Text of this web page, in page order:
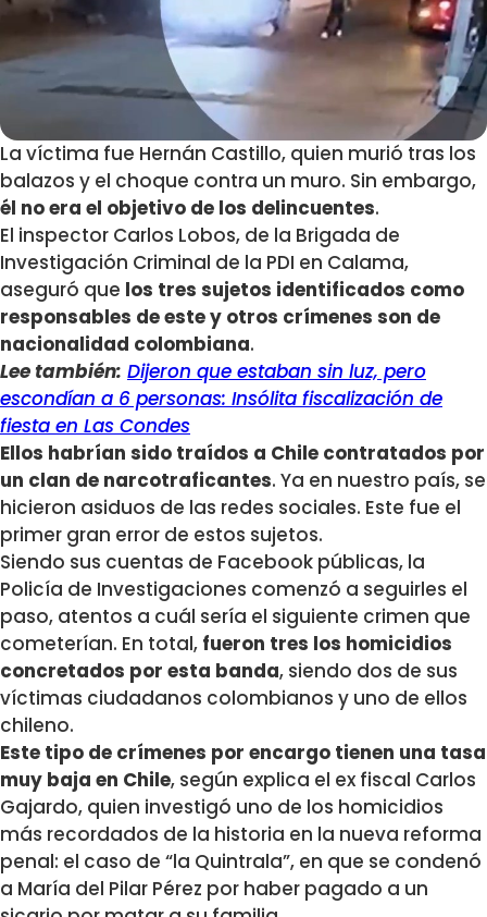
La víctima fue Hernán Castillo, quien murió tras los
balazos y el choque contra un muro. Sin embargo,
él no era el objetivo de los delincuentes.
El inspector Carlos Lobos, de la Brigada de
Investigación Criminal de la PDI en Calama,
aseguró que los tres sujetos identificados como
responsables de este y otros crímenes son de
nacionalidad colombiana.
Lee también: Dijeron que estaban sin luz, pero
escondían a 6 personas: Insólita fiscalización de
fiesta en Las Condes
Ellos habrían sido traídos a Chile contratados por
un clan de narcotraficantes. Ya en nuestro país, se
hicieron asiduos de las redes sociales. Este fue el
primer gran error de estos sujetos.
Siendo sus cuentas de Facebook públicas, la
Policía de Investigaciones comenzó a seguirles el
paso, atentos a cuál sería el siguiente crimen que
cometerían. En total, fueron tres los homicidios
concretados por esta banda, siendo dos de sus
víctimas ciudadanos colombianos y uno de ellos
chileno.
Este tipo de crímenes por encargo tienen una tasa
muy baja en Chile, según explica el ex fiscal Carlos
Gajardo, quien investigó uno de los homicidios
más recordados de la historia en la nueva reforma
penal: el caso de “la Quintrala”, en que se condenó
a María del Pilar Pérez por haber pagado a un